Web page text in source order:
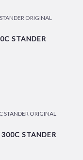
STANDER
STANDER